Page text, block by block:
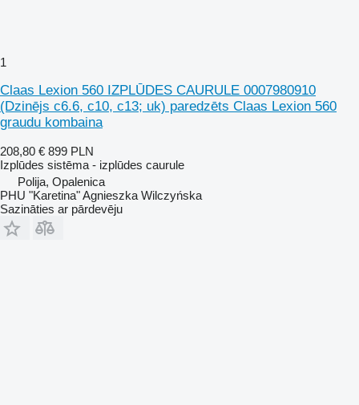
1
Claas Lexion 560 IZPLŪDES CAURULE 0007980910
(Dzinējs c6.6, c10, c13; uk) paredzēts Claas Lexion 560
graudu kombaina
208,80 € 899 PLN
Izplūdes sistēma - izplūdes caurule
Polija, Opalenica
PHU "Karetina" Agnieszka Wilczyńska
Sazināties ar pārdevēju